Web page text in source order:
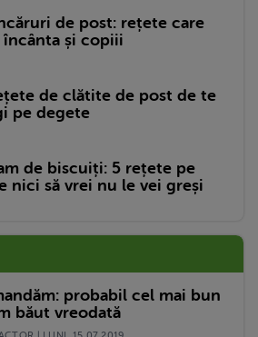
de post: rețete care
încânta și copiii
de clătite de post de te
pe degete
de biscuiți: 5 rețete pe
nici să vrei nu le vei greși
probabil cel mai bun
băut vreodată